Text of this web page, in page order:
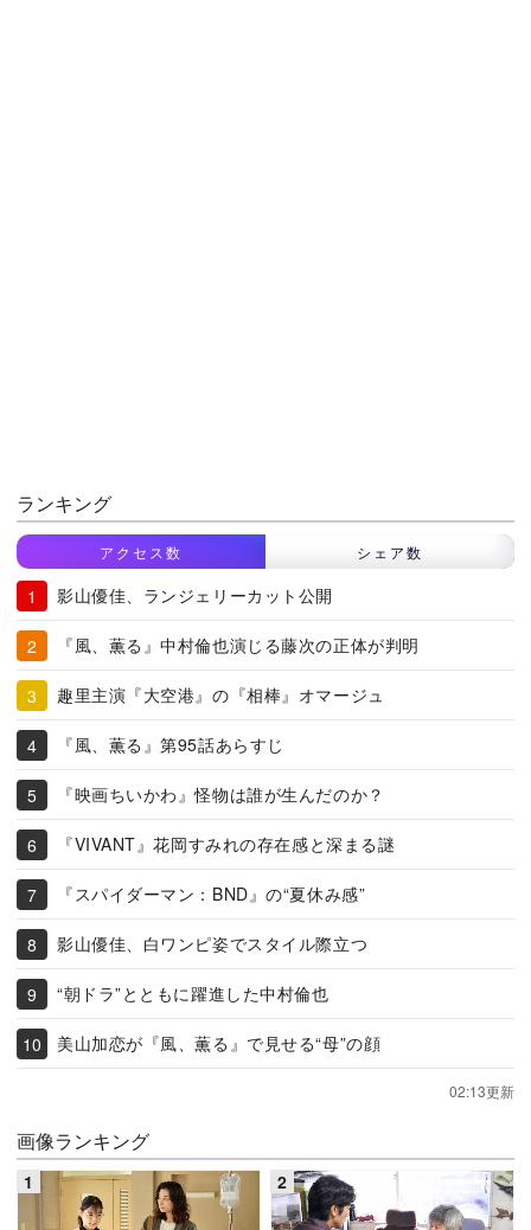
ランキング
アクセス数 シェア数
影山優佳、ランジェリーカット公開
『風、薫る』中村倫也演じる藤次の正体が判明
趣里主演『大空港』の『相棒』オマージュ
『風、薫る』第95話あらすじ
『映画ちいかわ』怪物は誰が生んだのか？
『VIVANT』花岡すみれの存在感と深まる謎
『スパイダーマン：BND』の“夏休み感”
影山優佳、白ワンピ姿でスタイル際立つ
“朝ドラ”とともに躍進した中村倫也
美山加恋が『風、薫る』で見せる“母”の顔
02:13更新
画像ランキング